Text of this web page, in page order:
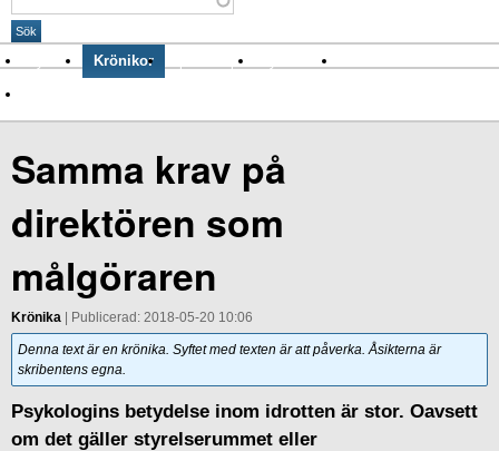
Nyheter Krönikor Sport & spel Nyhetsbrev
Samma krav på
direktören som
målgöraren
Krönika | Publicerad: 2018-05-20 10:06
Denna text är en krönika. Syftet med texten är att påverka. Åsikterna är
skribentens egna.
Psykologins betydelse inom idrotten är stor. Oavsett
om det gäller styrelserummet eller